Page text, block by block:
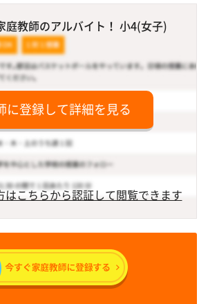
庭教師のアルバイト！ 小4(女子)
に登録して詳細を見る
はこちらから認証して閲覧できます